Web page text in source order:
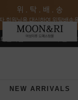
회원가입 주문조회
NEW ARRIVALS